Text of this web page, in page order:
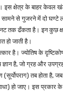
इस क्षेत्र के बाहर केवल
से गुजरने में दो घण्टे
तक ढँकता है। इन कुछ
हो जाती है।
है। ज्योतिष के
ज्ञान है, जो ग्रह और
(सूर्योपराग) तब होता है,
हो जाए। इस प्रकार